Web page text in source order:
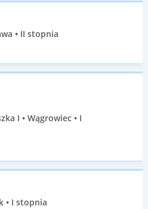
• II stopnia
I • Wągrowiec • I
• I stopnia